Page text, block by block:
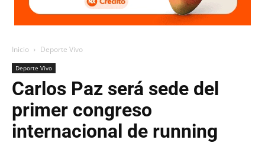
Inicio Deporte Vivo
Deporte Vivo
Carlos Paz será sede del
primer congreso
internacional de running